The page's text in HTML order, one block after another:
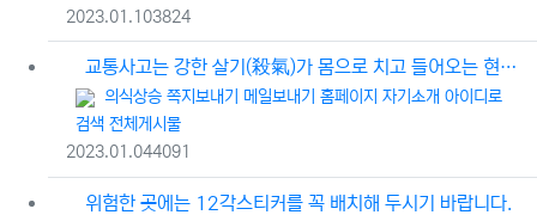
등록일
2023.01.10조회
3824
교통사고는 강한 살기(殺氣)가 몸으로 치고 들어오는 현상입니다.
등록자의식상승 쪽지보내기 메일보내기 홈페이지 자기소개 아이디로
검색 전체게시물
등록일
2023.01.04조회
4091
위험한 곳에는 12각스티커를 꼭 배치해 두시기 바랍니다.